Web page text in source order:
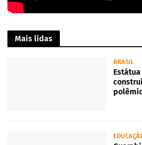
Mais lidas
BRASIL